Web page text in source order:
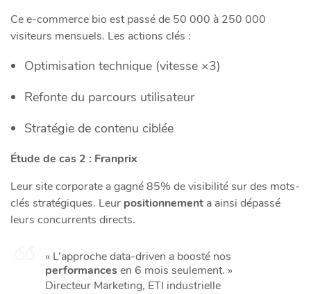
Ce e-commerce bio est passé de 50 000 à 250 000
visiteurs mensuels. Les actions clés :
Optimisation technique (vitesse ×3)
Refonte du parcours utilisateur
Stratégie de contenu ciblée
Étude de cas 2 : Franprix
Leur site corporate a gagné 85% de visibilité sur des mots-
clés stratégiques. Leur positionnement a ainsi dépassé
leurs concurrents directs.
« L’approche data-driven a boosté nos
performancesen 6 mois seulement. »
Directeur Marketing, ETI industrielle